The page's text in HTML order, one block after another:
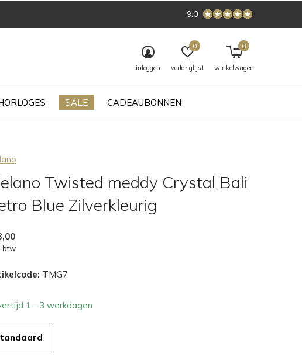
SALE CADEAUBONNEN
inloggen verlanglijst
0
winkelwagen
0
9.0
Twisted meddy Crystal Bali
Blue Zilverkleurig
btw
TMG7
1 - 3 werkdagen